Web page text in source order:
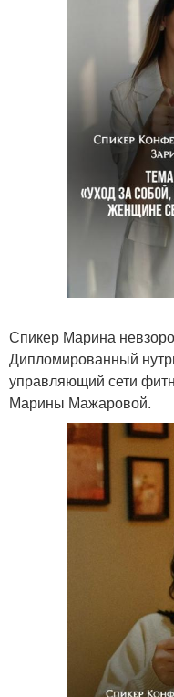
Спикер Марина
Дипломированный
управляющий сети
Марины Мажаровой.